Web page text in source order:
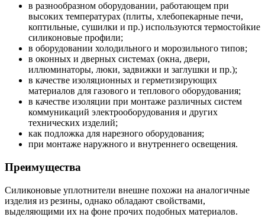
в разнообразном оборудовании, работающем при
высоких температурах (плиты, хлебопекарные печи,
коптильные, сушилки и пр.) используются термостойкие
силиконовые профили;
в оборудовании холодильного и морозильного типов;
в оконных и дверных системах (окна, двери,
иллюминаторы, люки, задвижки и заглушки и пр.);
в качестве изоляционных и герметизирующих
материалов для газового и теплового оборудования;
в качестве изоляции при монтаже различных систем
коммуникаций электрооборудования и других
технических изделий;
как подложка для нарезного оборудования;
при монтаже наружного и внутреннего освещения.
Преимущества
Силиконовые уплотнители внешне похожи на аналогичные
изделия из резины, однако обладают свойствами,
выделяющими их на фоне прочих подобных материалов.